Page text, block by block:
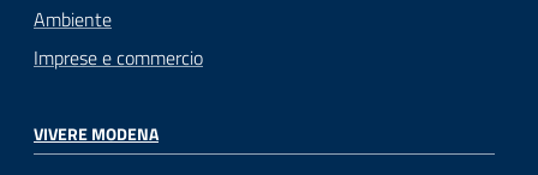
Ambiente
Imprese e commercio
VIVERE MODENA